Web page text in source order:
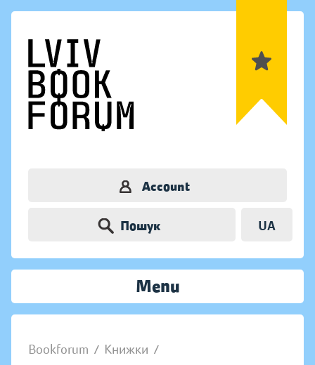
Account
Пошук UA
Menu
Bookforum / Книжки /